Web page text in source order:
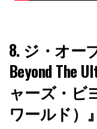
8. ジ・オー
Beyond The
ャーズ・ビ
ワールド）』